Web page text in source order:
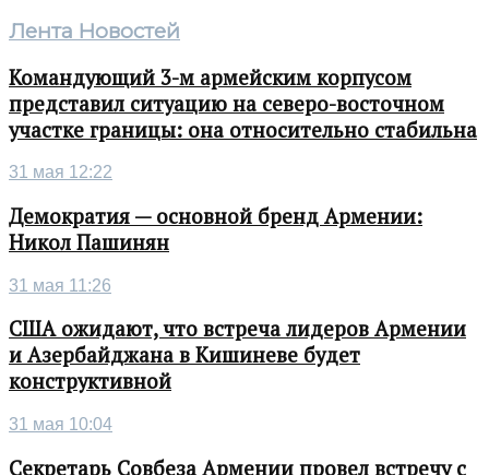
Лента Новостей
Командующий 3-м армейским корпусом
представил ситуацию на северо-восточном
участке границы: она относительно стабильна
31 мая 12:22
Демократия — основной бренд Армении:
Никол Пашинян
31 мая 11:26
США ожидают, что встреча лидеров Армении
и Азербайджана в Кишиневе будет
конструктивной
31 мая 10:04
Секретарь Совбеза Армении провел встречу с